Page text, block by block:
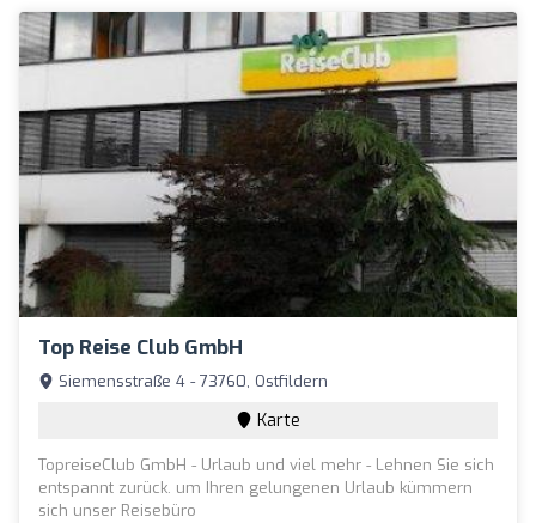
Top Reise Club GmbH
Siemensstraße 4 - 73760, Ostfildern
Karte
TopreiseClub GmbH - Urlaub und viel mehr - Lehnen Sie sich
entspannt zurück. um Ihren gelungenen Urlaub kümmern
sich unser Reisebüro